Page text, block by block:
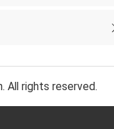
All rights reserved.